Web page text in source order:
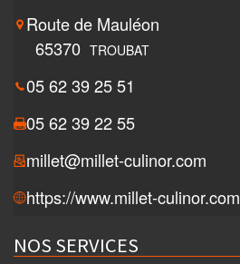
Route de Mauléon
65370 TROUBAT
05 62 39 25 51
05 62 39 22 55
millet@millet-culinor.com
https://www.millet-culinor.com
NOS SERVICES